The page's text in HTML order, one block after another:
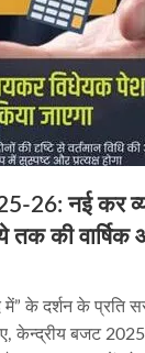
26: नई कर
की वार्षिक
में” के दर्शन के प्रति
हुए, केन्द्रीय बजट